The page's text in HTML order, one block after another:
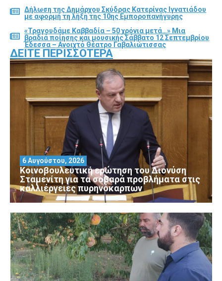
Δήλωση της Δημάρχου Σκύδρας Κατερίνας Ιγνατιάδου
με αφορμή τη λήξη της 10ης Εμποροπανήγυρης
«Τραγουδάμε Καββαδία – 50 χρόνια μετά…» Μια
βραδιά ποίησης και μουσικής Σάββατο 12 Σεπτεμβρίου
Έδεσσα – Ανοιχτό Θέατρο Γαβαλιώτισσας
ΔΕΊΤΕ ΠΕΡΙΣΣΌΤΕΡΑ
Κοινοβουλευτική ερώτηση του Διονύση
Σταμενίτη για τα σοβαρά προβλήματα στις
καλλιέργειες πυρηνόκαρπων
6 Αυγούστου, 2026